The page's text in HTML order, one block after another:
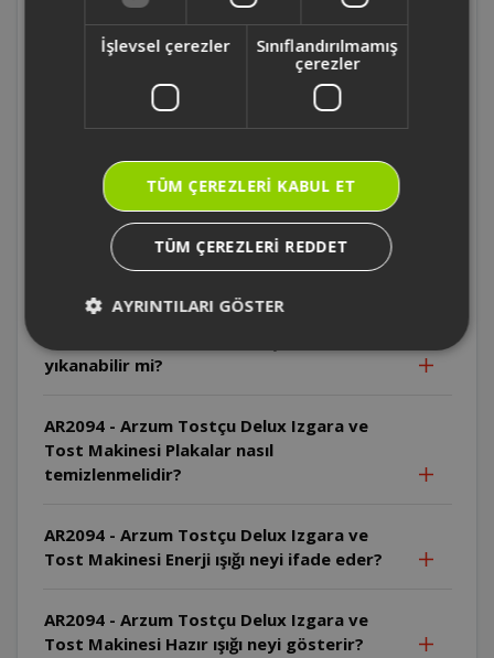
AR2094 - Arzum Tostçu Delux Izgara ve
Tost Makinesi İlk kullanımda neden duman
çıkabilir?
yüzeylerden uzak tutulmalıdır?
AR2094 - Arzum Tostçu Delux Izgara ve
Tost Makinesi Cihaz suya daldırılabilir mi?
AR2094 - Arzum Tostçu Delux Izgara ve
yıkanabilir mi?
AR2094 - Arzum Tostçu Delux Izgara ve
Tost Makinesi Plakalar nasıl
temizlenmelidir?
AR2094 - Arzum Tostçu Delux Izgara ve
Tost Makinesi Enerji ışığı neyi ifade eder?
AR2094 - Arzum Tostçu Delux Izgara ve
Tost Makinesi Hazır ışığı neyi gösterir?
İşlevsel çerezler
Sınıflandırılmamış
çerezler
TÜM ÇEREZLERI KABUL ET
TÜM ÇEREZLERI REDDET
AYRINTILARI GÖSTER